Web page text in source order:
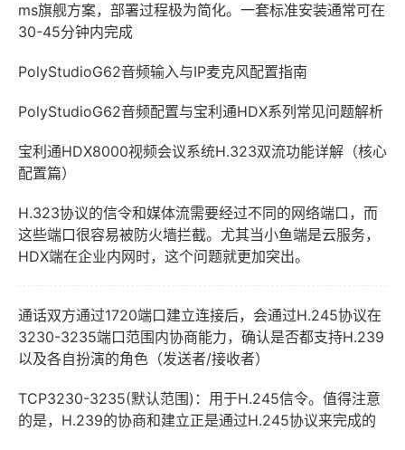
ms旗舰方案，部署过程极为简化。一套标准安装通常可在
30-45分钟内完成
PolyStudioG62音频输入与IP麦克风配置指南
PolyStudioG62音频配置与宝利通HDX系列常见问题解析
宝利通HDX8000视频会议系统H.323双流功能详解（核心
配置篇）
H.323协议的信令和媒体流需要经过不同的网络端口，而
这些端口很容易被防火墙拦截。尤其当小鱼端是云服务，
HDX端在企业内网时，这个问题就更加突出。
通话双方通过1720端口建立连接后，会通过H.245协议在
3230-3235端口范围内协商能力，确认是否都支持H.239
以及各自扮演的角色（发送者/接收者）
TCP3230-3235(默认范围)：用于H.245信令。值得注意
的是，H.239的协商和建立正是通过H.245协议来完成的